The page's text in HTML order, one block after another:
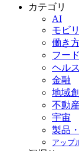
カテゴリ
AI
モビ
働き
フード
ヘル
金融
地域
不動
宇宙
製品
アップ